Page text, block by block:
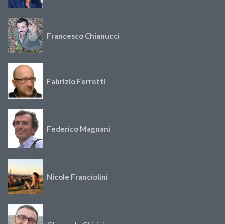
Francesco Chianucci
Fabrizio Ferretti
Federico Magnani
Nicole Franciolini